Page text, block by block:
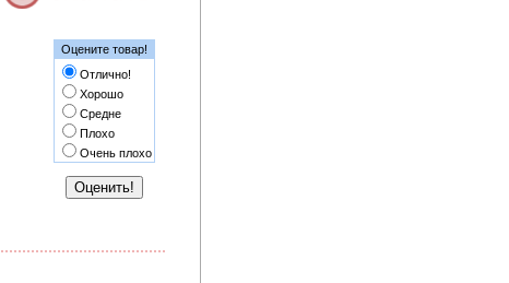
Оцените товар!
Отлично!
Хорошо
Средне
Плохо
Очень плохо